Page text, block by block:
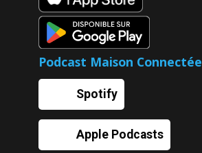
Podcast Maison Connectée
Spotify
Apple Podcasts